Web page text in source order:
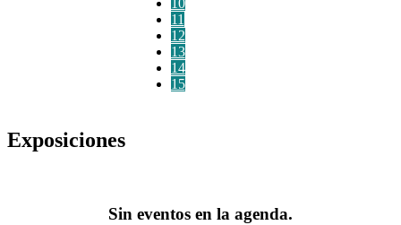
11
12
13
14
15
Exposiciones
Sin eventos en la agenda.